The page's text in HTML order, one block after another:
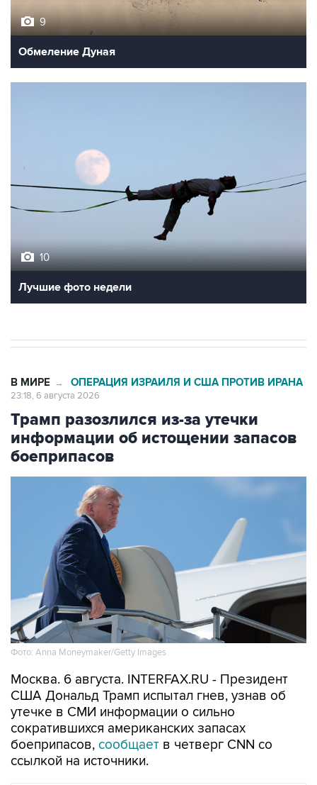
9
Обмеление Дуная
10
Лучшие фото недели
В МИРЕ → ОПЕРАЦИЯ ИЗРАИЛЯ И США ПРОТИВ ИРАНА
23:18, 6 августа 2026
Трамп разозлился из-за утечки
информации об истощении запасов
боеприпасов
Фото: Anna Moneymaker/Getty Images
Москва. 6 августа. INTERFAX.RU - Президент
США Дональд Трамп испытал гнев, узнав об
утечке в СМИ информации о сильно
сократившихся американских запасах
боеприпасов, сообщает в четверг CNN со
ссылкой на источники.